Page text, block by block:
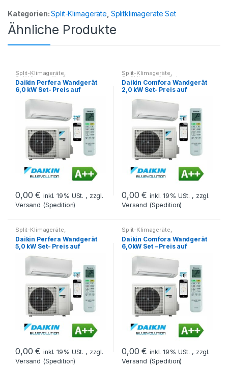
Kategorien:Split-Klimageräte, Splitklimageräte Set
Ähnliche Produkte
Split-Klimageräte,
Splitklimageräte Set
Daikin Perfera Wandgerät
6,0 kW Set- Preis auf
0,00€ inkl. 19% USt. , zzgl.
Versand (Spedition)
Split-Klimageräte,
Splitklimageräte Set
Daikin Comfora Wandgerät
2,0 kW Set- Preis auf
0,00€ inkl. 19% USt. , zzgl.
Versand (Spedition)
Split-Klimageräte,
Splitklimageräte Set
Daikin Perfera Wandgerät
5,0 kW Set- Preis auf
0,00€ inkl. 19% USt. , zzgl.
Versand (Spedition)
Split-Klimageräte,
Splitklimageräte Set
Daikin Comfora Wandgerät
6,0kW Set – Preis auf
0,00€ inkl. 19% USt. , zzgl.
Versand (Spedition)